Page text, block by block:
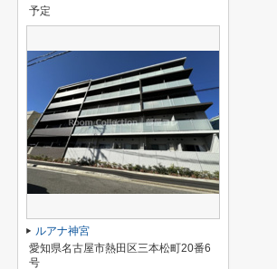
予定
ルアナ神宮
愛知県名古屋市熱田区三本松町20番6
号